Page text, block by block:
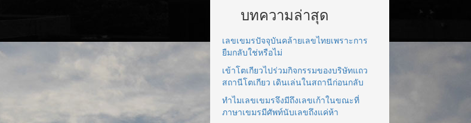
บทความล่าสุด
เลขเขมรปัจจุบันคล้ายเลขไทยเพราะการ
ยืมกลับใช่หรือไม่
เข้าโตเกียวไปร่วมกิจกรรมของบริษัทแถว
สถานีโตเกียว เดินเล่นในสถานีก่อนกลับ
ทำไมเลขเขมรจึงมีถึงเลขเก้าในขณะที่
ภาษาเขมรมีศัพท์นับเลขถึงแค่ห้า